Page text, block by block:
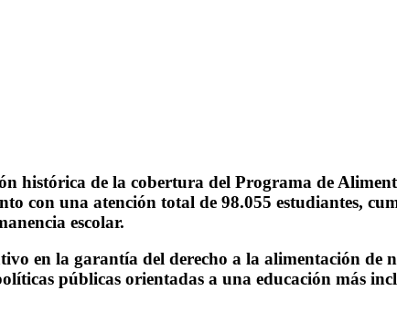
histórica de la cobertura del Programa de
con una atención total de 98.055 estudiantes,
escolar.
en la garantía del derecho a la alimentación de
públicas orientadas a una educación más